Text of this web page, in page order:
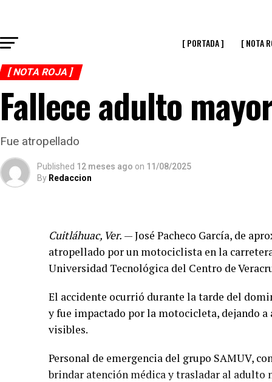
[ PORTADA ] [ NOTA
[ NOTA ROJA ]
Fallece adulto
Fue atropellado
Published 12 meses ago on 11/08/2025
By Redaccion
Cuitláhuac, Ver. — José Pacheco García, de
atropellado por un motociclista en la
Universidad Tecnológica del Centro de
El accidente ocurrió durante la tarde del
y fue impactado por la motocicleta, dejando
visibles.
Personal de emergencia del grupo SAMUV,
brindar atención médica y trasladar al adulto